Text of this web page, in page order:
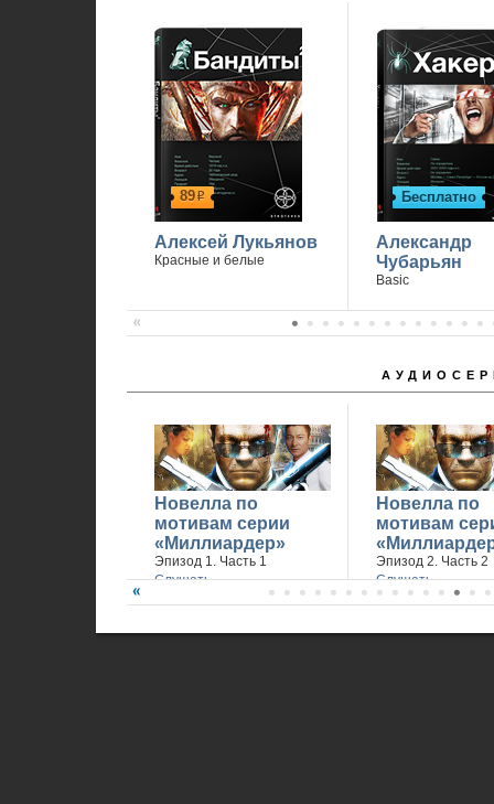
89р
Алексей Лукьянов
Красные и белые
Бесплатно
Александр
Чубарьян
Basic
Новелла по
мотивам серии
«Миллиардер»
Эпизод 1. Часть 1
Слушать
Новелла по
мотивам
Эпизод 2. Часть 2
Слушать